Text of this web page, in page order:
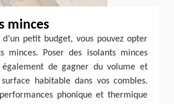
minces
d’un petit budget, vous pouvez opter
minces. Poser des isolants minces
de gagner du volume et
habitable dans vos combles.
phonique et thermique